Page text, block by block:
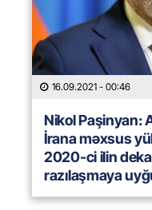
16.09.2021 - 00:46
Nikol Paşinyan:
İrana məxsus
2020-ci ilin
razılaşmaya